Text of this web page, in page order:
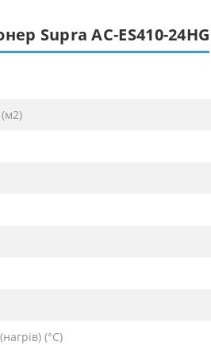
Supra AC-ES410-24HG
(°C)